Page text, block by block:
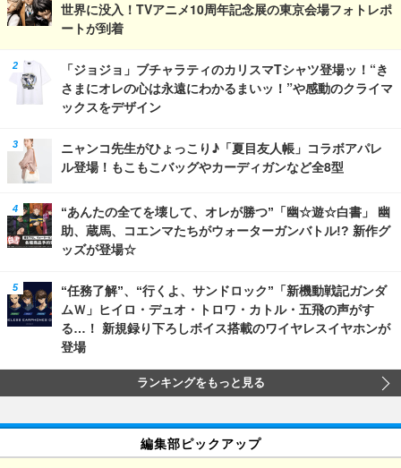
世界に没入！TVアニメ10周年記念展の東京会場フォトレポ
ートが到着
「ジョジョ」ブチャラティのカリスマTシャツ登場ッ！“き
さまにオレの心は永遠にわかるまいッ！”や感動のクライマ
ックスをデザイン
ニャンコ先生がひょっこり♪「夏目友人帳」コラボアパレ
ル登場！もこもこバッグやカーディガンなど全8型
“あんたの全てを壊して、オレが勝つ”「幽☆遊☆白書」 幽
助、蔵馬、コエンマたちがウォーターガンバトル!? 新作グ
ッズが登場☆
“任務了解”、“行くよ、サンドロック”「新機動戦記ガンダ
ムＷ」ヒイロ・デュオ・トロワ・カトル・五飛の声がす
る…！ 新規録り下ろしボイス搭載のワイヤレスイヤホンが
登場
ランキングをもっと見る
編集部ピックアップ